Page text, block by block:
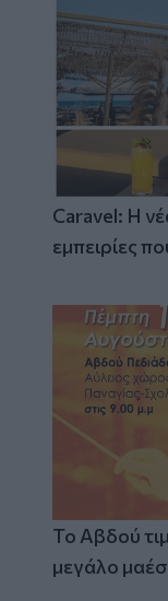
Caravel: Η
εμπειρίες
Το Αβδού
μεγάλο